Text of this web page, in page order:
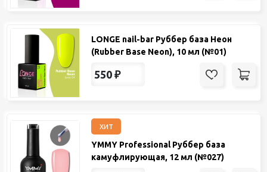
LONGE nail-bar Руббер база Неон
(Rubber Base Neon), 10 мл (№01)
550 ₽
хит
YMMY Professional Руббер база
камуфлирующая, 12 мл (№027)